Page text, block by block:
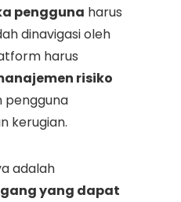
pengguna harus
dinavigasi oleh
harus
risiko
pengguna
kerugian.
adalah
yang dapat